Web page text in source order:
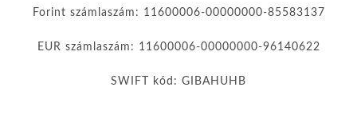
Forint számlaszám: 11600006-00000000-85583137
EUR számlaszám: 11600006-00000000-96140622
SWIFT kód: GIBAHUHB